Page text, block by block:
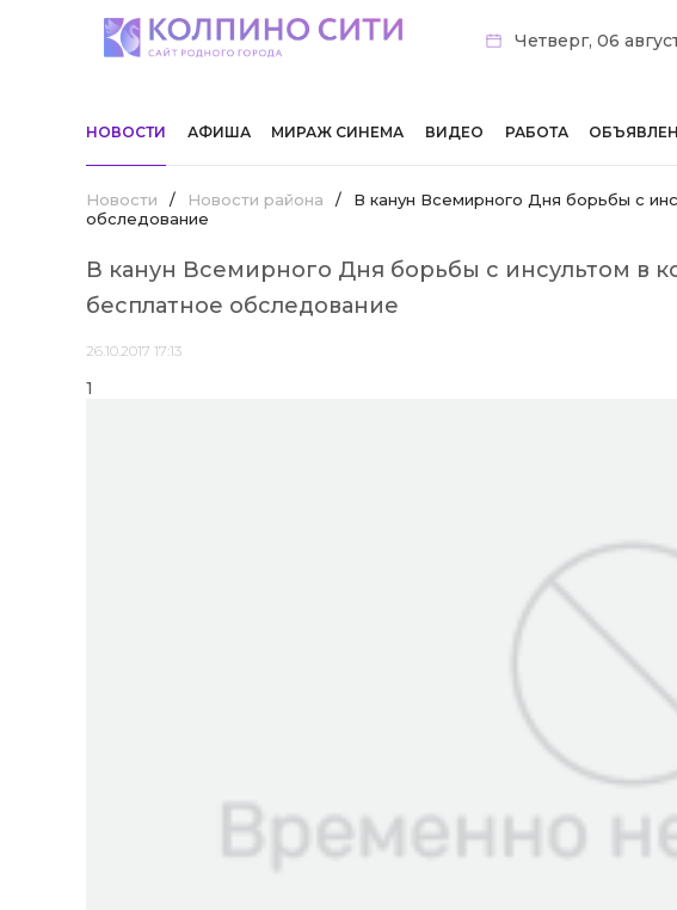
Четверг, 06
НОВОСТИ АФИША МИРАЖ СИНЕМА ВИДЕО РАБОТА
Новости / Новости района /
В канун Всемирного Дня борьбы с
обследование
В канун Всемирного Дня борьбы с инсультом в
бесплатное обследование
26.10.2017 17:13
1